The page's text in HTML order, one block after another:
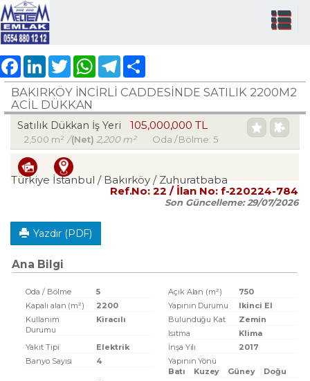
FacebookLinkedInTwitter WhatsAppTelegram
BAKIRKÖY İNCİRLİ CADDESINDE SATILIK 2200M2
ACİL DÜKKAN
Satılık Dükkan İş Yeri 105,000,000 TL
2,500 m² /(Net) 2,200 m² Oda / Bölme: 5
Türkiye İstanbul / Bakırköy/ Zuhuratbaba
Ref.No:22 / İlan No: f-220224-784
Son Güncelleme:29/07/2026
Yazdır (PDF)
Ana Bilgi
Oda / Bölme 5 Açık Alan (m²)
750
Kapalı alan (m²)
2200 Yapının Durumu
Ikinci El
Kullanım
Durumu
Kiracılı Bulunduğu Kat
Zemin
Isıtma
Klima
Yakıt Tipi
Elektrik İnşa Yılı
2017
Banyo Sayısı
4
Yapının Yönü
Batı
Kuzey Güney
Doğu